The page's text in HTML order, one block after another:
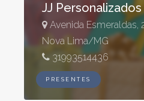
PRESENTES
JJ
Avenida Esmeraldas,
Nova Lima/MG
31993514436